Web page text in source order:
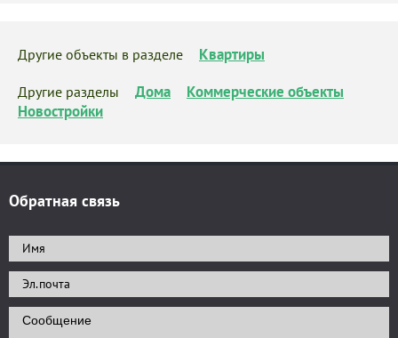
Другие объекты в разделе Квартиры
Другие разделы Дома
Коммерческие объекты
Новостройки
Обратная связь